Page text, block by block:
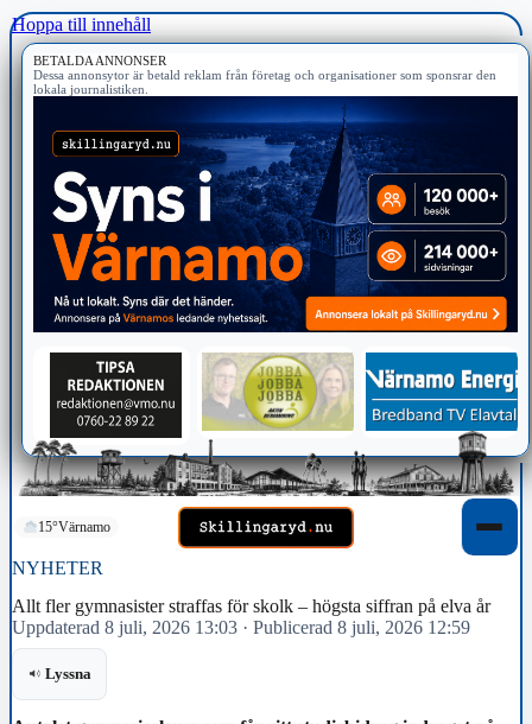
Hoppa till innehåll
BETALDA ANNONSER
Dessa annonsytor är betald reklam från företag och organisationer som sponsrar den
lokala journalistiken.
15°Värnamo
NYHETER
Allt fler gymnasister straffas för skolk – högsta siffran på elva år
Uppdaterad 8 juli, 2026 13:03 · Publicerad 8 juli, 2026 12:59
Lyssna